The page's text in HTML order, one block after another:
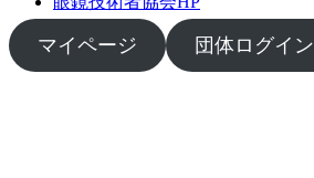
マイページ 団体ログイン